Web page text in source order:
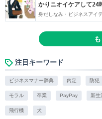
かりニオイケアして24
身だしなみ・ビジネスアイ
注目キーワード
ビジネスマナー辞典 内定 防犯
モラル 卒業 PayPay 新生
飛行機 犬